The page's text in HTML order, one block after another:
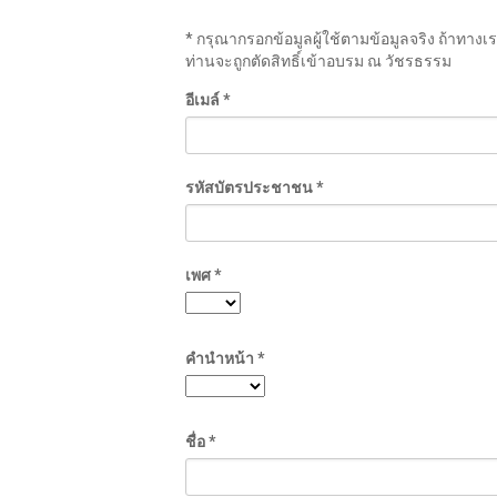
* กรุณากรอกข้อมูลผู้ใช้ตามข้อมูลจริง ถ้าทาง
ท่านจะถูกตัดสิทธิ์เข้าอบรม ณ วัชรธรรม
อีเมล์ *
รหัสบัตรประชาชน *
เพศ *
คำนำหน้า *
ชื่อ *